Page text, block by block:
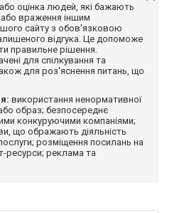
оцінка людей, які бажають
враження іншим
сайту з обов'язковою
відгука. Це допоможе
правильне рішення.
для спілкування та
для роз'яснення питань, що
використання ненормативної
образ; безпосереднє
конкуруючими компаніями;
що ображають діяльність
послуги; розміщення посилань на
ресурси; реклама та